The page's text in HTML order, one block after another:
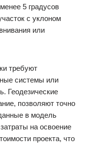
5 градусов
с уклоном
или
требуют
системы или
Геодезические
позволяют точно
в модель
на освоение
проекта, что